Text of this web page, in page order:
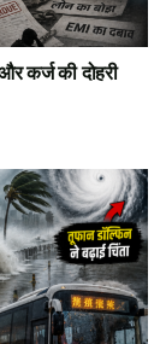
कर्ज की दोहरी